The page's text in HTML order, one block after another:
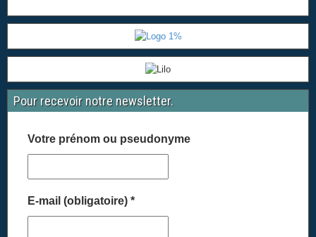
Pour recevoir notre newsletter.
Votre prénom ou pseudonyme
E-mail (obligatoire) *